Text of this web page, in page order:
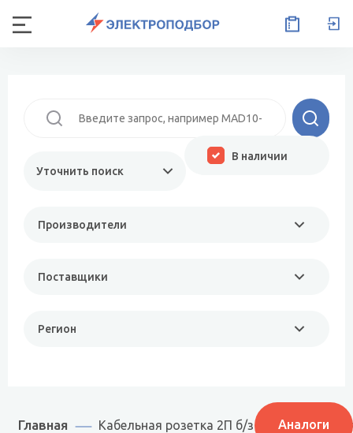
Уточнить поиск
Производители
Поставщики
Регион
В наличии
Главная Кабельная розетка 2П б/з 10А 250B
Аналоги